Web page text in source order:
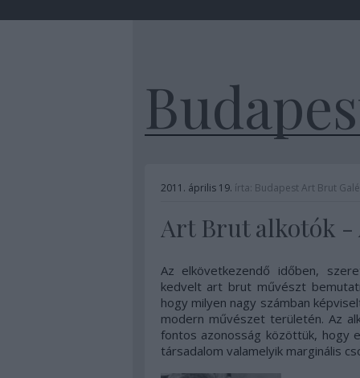
2011. április 19. írta: Budapest Art Brut
Art Brut alkotók -
Az elkövetkezendő időben,
kedvelt art brut művészt
hogy milyen nagy számban
modern művészet területén. Az
fontos azonosság közöttük, hogy
társadalom valamelyik marginális